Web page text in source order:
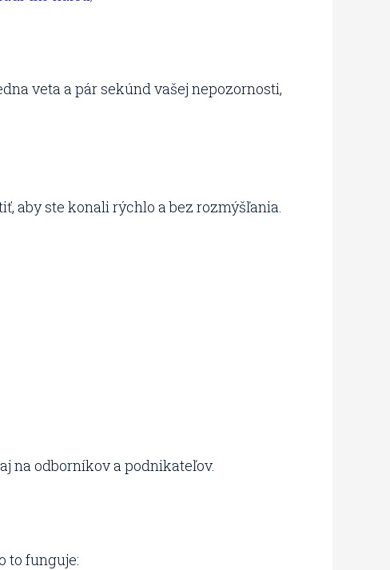
veta a pár sekúnd vašej nepozornosti,
aby ste konali rýchlo a bez rozmýšľania.
na odborníkov a podnikateľov.
to funguje: